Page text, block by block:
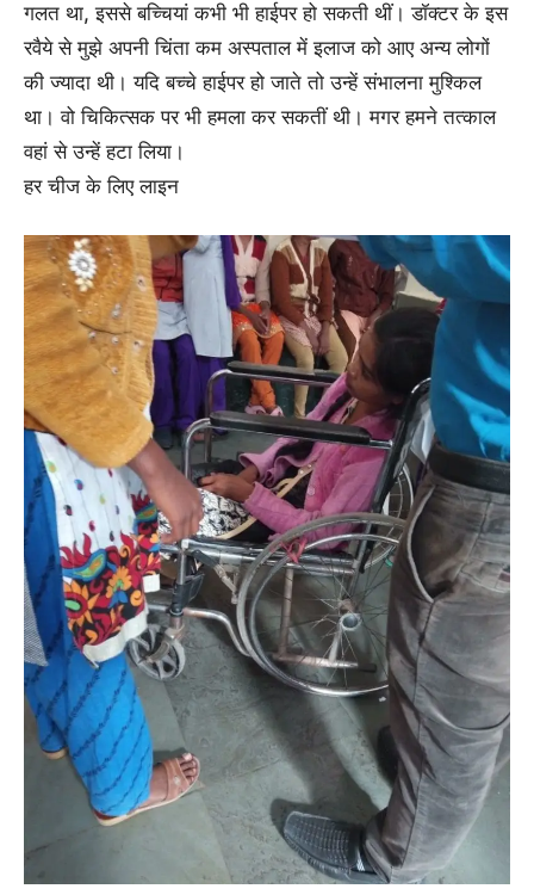
गलत था, इससे बच्चियां कभी भी हाईपर हो सकती थीं। डॉक्टर के इस
रवैये से मुझे अपनी चिंता कम अस्पताल में इलाज को आए अन्य लोगों
की ज्यादा थी। यदि बच्चे हाईपर हो जाते तो उन्हें संभालना मुश्किल
था। वो चिकित्सक पर भी हमला कर सकतीं थी। मगर हमने तत्काल
वहां से उन्हें हटा लिया।
हर चीज के लिए लाइन